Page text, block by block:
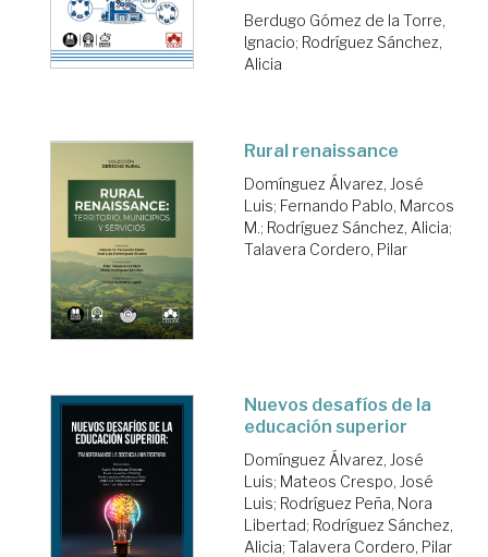
Berdugo Gómez de la Torre,
Ignacio; Rodríguez Sánchez,
Alicia
Rural renaissance
Domínguez Álvarez, José
Luis; Fernando Pablo, Marcos
M.; Rodríguez Sánchez, Alicia;
Talavera Cordero, Pilar
Nuevos desafíos de la
educación superior
Domínguez Álvarez, José
Luis; Mateos Crespo, José
Luis; Rodríguez Peña, Nora
Libertad; Rodríguez Sánchez,
Alicia; Talavera Cordero, Pilar